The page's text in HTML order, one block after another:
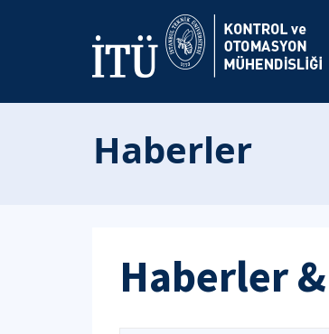
Haberler
Haberler